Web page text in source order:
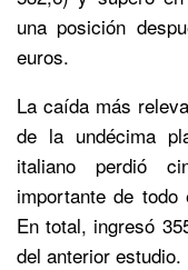
una posición
euros.
La caída más
de la undécima
italiano perdió
importante de todo
En total, ingresó
del anterior estudio.